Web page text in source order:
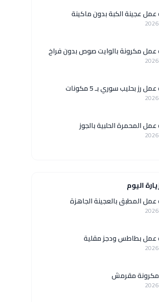
عجينة الكبة بدون ماكينة
مكرونة بالوايت صوص بدون فراخ
رز بحليب سوري بـ 5 مكونات
المحمرة الحلبية بالجوز
اليوم
المطبق بالعجينة الجاهزة
عمل بطاطس ودجز مقلية
مقرمش